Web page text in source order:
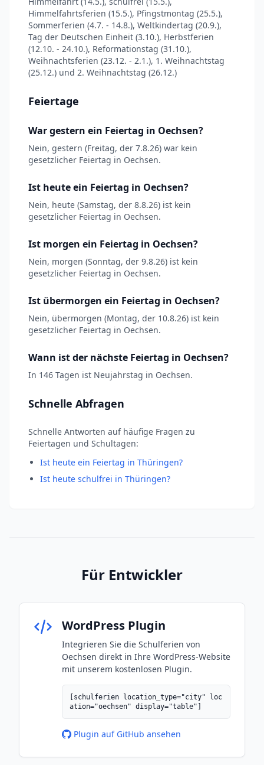
Himmelfahrtsferien (15.5.), Pfingstmontag (25.5.),
Sommerferien (4.7. - 14.8.), Weltkindertag (20.9.),
Tag der Deutschen Einheit (3.10.), Herbstferien
(12.10. - 24.10.), Reformationstag (31.10.),
Weihnachtsferien (23.12. - 2.1.), 1. Weihnachtstag
(25.12.) und 2. Weihnachtstag (26.12.)
Feiertage
War gestern ein Feiertag in Oechsen?
Nein, gestern (Freitag, der 7.8.26) war kein
gesetzlicher Feiertag in Oechsen.
Ist heute ein Feiertag in Oechsen?
Nein, heute (Samstag, der 8.8.26) ist kein
gesetzlicher Feiertag in Oechsen.
Ist morgen ein Feiertag in Oechsen?
Nein, morgen (Sonntag, der 9.8.26) ist kein
gesetzlicher Feiertag in Oechsen.
Ist übermorgen ein Feiertag in Oechsen?
Nein, übermorgen (Montag, der 10.8.26) ist kein
gesetzlicher Feiertag in Oechsen.
Wann ist der nächste Feiertag in Oechsen?
In 146 Tagen ist Neujahrstag in Oechsen.
Schnelle Abfragen
Schnelle Antworten auf häufige Fragen zu
Feiertagen und Schultagen:
Ist heute ein Feiertag in Thüringen?
Ist heute schulfrei in Thüringen?
Für Entwickler
WordPress Plugin
Integrieren Sie die Schulferien von
Oechsen direkt in Ihre WordPress-Website
mit unserem kostenlosen Plugin.
[schulferien location_type="city" loc
ation="oechsen" display="table"]
Plugin auf GitHub ansehen